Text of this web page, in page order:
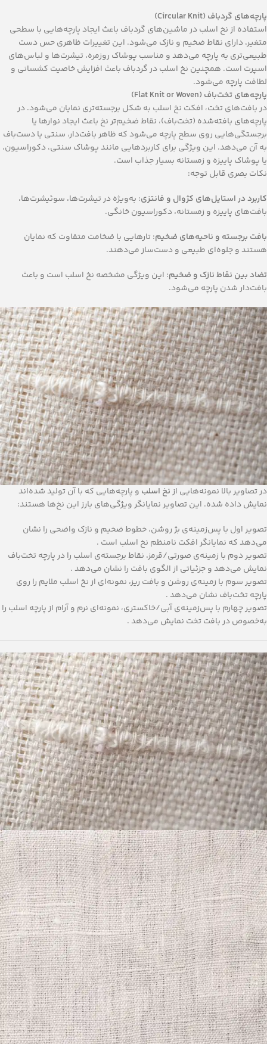
پارچه‌های گردباف (Circular Knit)
استفاده از نخ اسلب در ماشین‌های گردباف باعث ایجاد پارچه‌هایی با سطحی
متغیر، دارای نقاط ضخیم و نازک می‌شود. این تغییرات ظاهری حس دست
طبیعی‌تری به پارچه می‌دهد و مناسب پوشاک روزمره، تیشرت‌ها و لباس‌های
اسپرت است. همچنین نخ اسلب در گردباف باعث افزایش خاصیت کشسانی و
لطافت پارچه می‌شود.
پارچه‌های تخت‌باف (Flat Knit or Woven)
در بافت‌های تخت، افکت نخ اسلب به شکل برجسته‌تری نمایان می‌شود. در
پارچه‌های بافته‌شده (تخت‌باف)، نقاط ضخیم‌تر نخ باعث ایجاد نوارها یا
برجستگی‌هایی روی سطح پارچه می‌شود که ظاهر بافت‌دار، سنتی یا دست‌باف
به آن می‌دهد. این ویژگی برای کاربردهایی مانند پوشاک سنتی، دکوراسیون،
یا پوشاک پاییزه و زمستانه بسیار جذاب است.
نکات بصری قابل توجه:
کاربرد در استایل‌های کژوال و فانتزی: به‌ویژه در تیشرت‌ها، سوئیشرت‌ها،
بافت‌های پاییزه و زمستانه، دکوراسیون خانگی.
بافت برجسته و ناحیه‌های ضخیم: تارهایی با ضخامت متفاوت که نمایان
هستند و جلوه‌ای طبیعی و دست‌ساز می‌دهند.
تضاد بین نقاط نازک و ضخیم: این ویژگی مشخصه نخ اسلب است و باعث
بافت‌دار شدن پارچه می‌شود.
در تصاویر بالا نمونه‌هایی ازنخ اسلب و پارچه‌هایی که با آن تولید شده‌اند
نمایش داده شده. این تصاویر نمایانگر ویژگی‌های بارز این نخ‌ها هستند:
تصویر اول با پس‌زمینه‌ی بژ روشن، خطوط ضخیم و نازک واضحی را نشان
می‌دهد که نمایانگر افکت نامنظم نخ اسلب است .
تصویر دوم با زمینه‌ی صورتی/قرمز، نقاط برجسته‌‌ی اسلب را در پارچه تخت‌باف
نمایش می‌دهد و جزئیاتی از الگوی بافت را نشان می‌دهد .
تصویر سوم با زمینه‌ی روشن و بافت ریز، نمونه‌ای از نخ اسلب ملایم را روی
پارچه تخت‌باف نشان می‌دهد .
تصویر چهارم با پس‌زمینه‌ی آبی/خاکستری، نمونه‌ای نرم و آرام از پارچه اسلب را
به‌خصوص در بافت تخت نمایش می‌دهد .